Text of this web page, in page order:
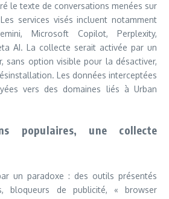
le texte de conversations menées sur
services visés incluent notamment
Microsoft Copilot, Perplexity,
AI. La collecte serait activée par un
sans option visible pour la désactiver,
Les données interceptées
vers des domaines liés à Urban
populaires, une collecte
un paradoxe : des outils présentés
bloqueurs de publicité, « browser